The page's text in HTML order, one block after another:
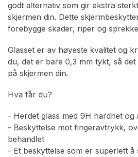
godt alternativ som gir ekstra
skjermen din. Dette
forebygge skader, riper og
Glasset er av høyeste kvalitet og
du, det er bare 0,3 mm tykt, så
på skjermen din.
Hva får du?
- Herdet glass med 9H hardhet og
- Beskyttelse mot fingeravtrykk,
behandlet
- Et beskyttelse som er superlett å